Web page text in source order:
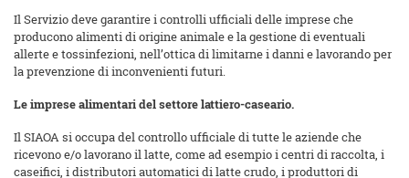
Il Servizio deve garantire i controlli ufficiali delle imprese che
producono alimenti di origine animale e la gestione di eventuali
allerte e tossinfezioni, nell’ottica di limitarne i danni e lavorando per
la prevenzione di inconvenienti futuri.
Le imprese alimentari del settore lattiero-caseario.
Il SIAOA si occupa del controllo ufficiale di tutte le aziende che
ricevono e/o lavorano il latte, come ad esempio i centri di raccolta, i
caseifici, i distributori automatici di latte crudo, i produttori di